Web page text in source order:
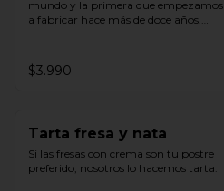
mundo y la primera que empezamos
a fabricar hace más de doce años.
$3.990
Tarta fresa y nata
Si las fresas con crema son tu postre
preferido, nosotros lo hacemos tarta.